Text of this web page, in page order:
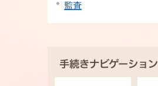
監査
手続きナビゲーション